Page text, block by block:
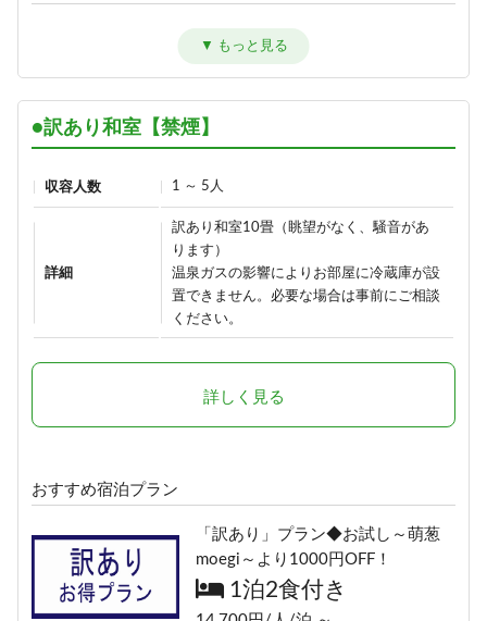
13,000円/人/泊 ～
詳細
泊まれる ≪1泊2食ＥＣＯプラン≫
1泊2食付き
16,900円/人/泊 ～
【早割60】60日前の予約で、通常
価格より1,000円OFF♪＜お日にち
限定＞
1泊2食付き
詳細
定＞
1泊2食付き
17,400円/人/泊 ～
≫（連泊不可のプランです）
37,290円/人/泊 ～
1日1組限定＼ロイヤルルーム／４
つの特典付き特別室プラン
1泊2食付き
●訳あり和室【禁煙】
収容人数 1 ～ 5人
詳細
訳あり和室10畳（眺望がなく、騒音があ
ります）
温泉ガスの影響によりお部屋に冷蔵庫が設
置できません。必要な場合は事前にご相談
ください。
詳しく見る
おすすめ宿泊プラン
「訳あり」プラン◆お試し～萌葱
moegi～より1000円OFF！
1泊2食付き